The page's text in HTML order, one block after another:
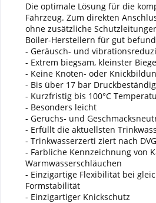
Die optimale Lösung für die
Fahrzeug. Zum direkten
ohne zusätzliche
Boiler-Herstellern für gut
- Geräusch- und
- Extrem biegsam, kleinster
- Keine Knoten- oder
- Bis über 17 bar Druckbeständig
- Kurzfristig bis 100°C
- Besonders leicht
- Geruchs- und
- Erfüllt die aktuellsten
- Trinkwasserzerti ziert nach
- Farbliche Kennzeichnung von
Warmwasserschläuchen
- Einzigartige Flexibilität bei
Formstabilität
- Einzigartiger Knickschutz